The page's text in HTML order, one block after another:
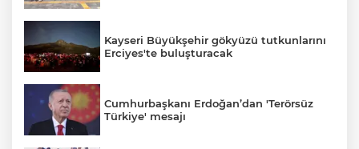
Kayseri Büyükşehir gökyüzü tutkunlarını
Erciyes'te buluşturacak
Cumhurbaşkanı Erdoğan’dan 'Terörsüz
Türkiye' mesajı